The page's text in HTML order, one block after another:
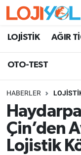
LOJİSTİK AĞIR
OTO-TEST
HABERLER
Çin’den
Lojistik
OTO-TEST